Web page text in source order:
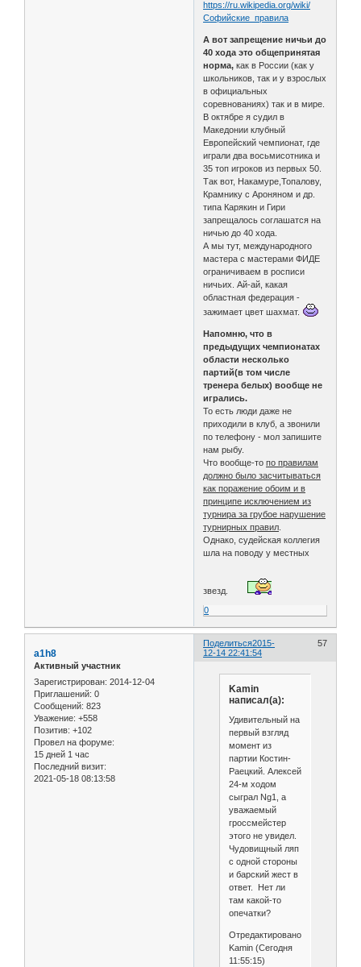
https://ru.wikipedia.org/wiki/
Софийские_правила
А вот запрещение ничьи до
40 хода это общепринятая
норма, как в России (как у
школьников, так и у взрослых
в официальных
соревнованиях) так и в мире.
В октябре я судил в
Македонии клубный
Европейский чемпионат, где
играли два восьмисотника и
35 топ игроков из первых 50.
Так вот, Накамуре,Топалову,
Крамнику с Ароняном и др.
типа Карякин и Гири
запрещалось соглашатся на
ничью до 40 хода.
А мы тут, международного
мастера с мастерами ФИДЕ
ограничиваем в росписи
ничьих. Ай-ай, какая
областная федерация -
зажимает цвет шахмат.
Напомню, что в
предыдущих чемпионатах
области несколько
партий(в том числе
тренера белых) вообще не
игрались.
То есть люди даже не
приходили в клуб, а звонили
по телефону - мол запишите
нам рыбу.
Что вообще-топо правилам
должно было засчитываться
как поражение обоим и в
принципе исключением из
турнира за грубое нарушение
турнирных правил
Однако, судейская коллегия
шла на поводу у местных
звезд.
0
Поделиться 57
2015-
12-14 22:41:54
a1h8
Активный участник
Зарегистрирован: 2014-12-04
Приглашений: 0
Сообщений: 823
Уважение: +558
Позитив: +102
Провел на форуме:
15 дней 1 час
Последний визит:
2021-05-18 08:13:58
Kamin
написал(а):
Удивительный на
первый взгляд
момент из
партии Костин-
Раецкий. Алексей
24-м ходом
сыграл Ng1, а
уважаемый
гроссмейстер
этого не увидел.
Чудовищный ляп
с одной стороны
и барский жест в
ответ. Нет ли
там какой-то
опечатки?
Отредактировано
Kamin (Сегодня
11:55:15)